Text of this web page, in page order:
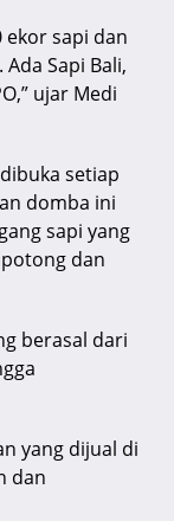
ekor sapi dan
Sapi Bali,
ujar Medi
setiap
domba ini
sapi yang
dan
berasal dari
yang dijual di
dan